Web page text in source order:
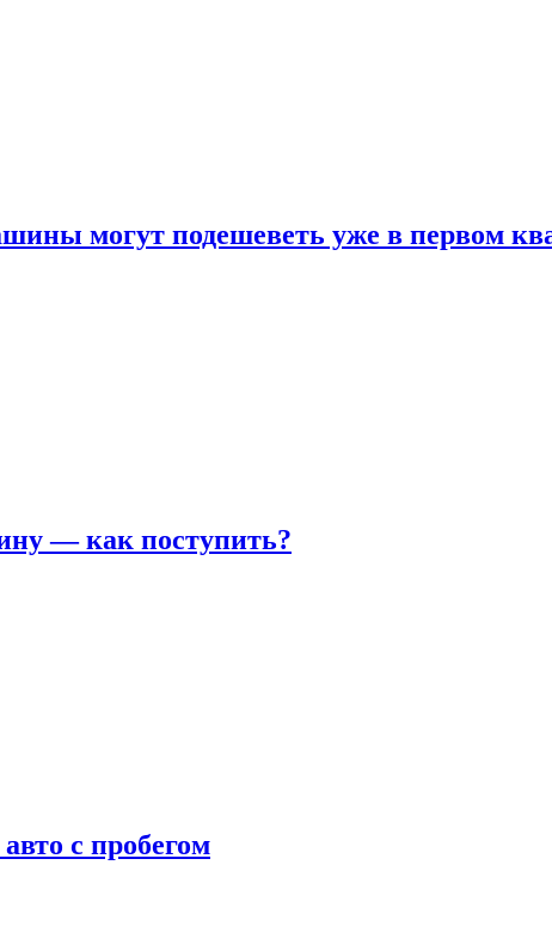
могут подешеветь уже в первом
— как поступить?
с пробегом